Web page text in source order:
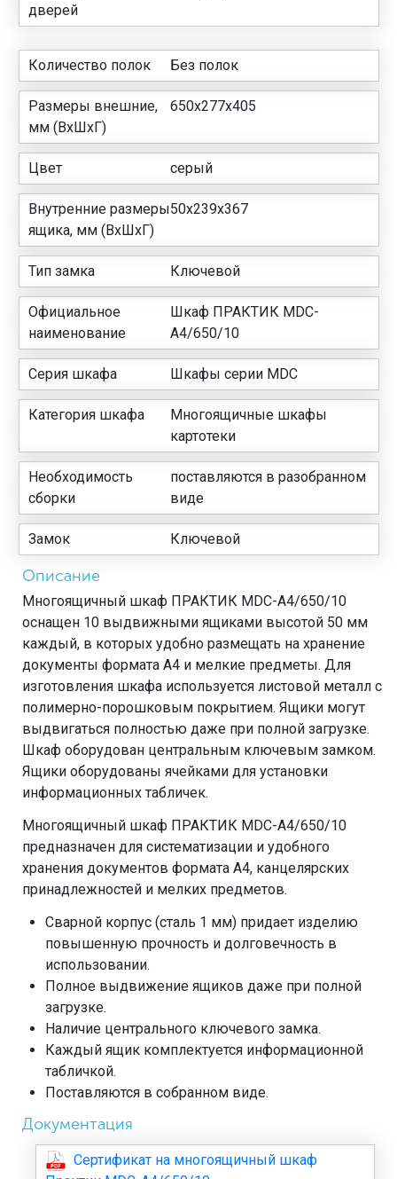
дверей
Количество полок Без полок
Размеры внешние,
мм (ВхШхГ)
650x277x405
Цвет серый
Внутренние размеры
ящика, мм (ВхШхГ)
50x239x367
Тип замка Ключевой
Официальное
наименование
Шкаф ПРАКТИК MDC-
A4/650/10
Серия шкафа Шкафы серии MDC
Категория шкафа
Многоящичные шкафы
картотеки
Необходимость
сборки
поставляются в разобранном
виде
Замок Ключевой
Описание
Многоящичный шкаф ПРАКТИК MDC-A4/650/10
оснащен 10 выдвижными ящиками высотой 50 мм
каждый, в которых удобно размещать на хранение
документы формата А4 и мелкие предметы. Для
изготовления шкафа используется листовой металл с
полимерно-порошковым покрытием. Ящики могут
выдвигаться полностью даже при полной загрузке.
Шкаф оборудован центральным ключевым замком.
Ящики оборудованы ячейками для установки
информационных табличек.
Многоящичный шкаф ПРАКТИК MDC-A4/650/10
предназначен для систематизации и удобного
хранения документов формата А4, канцелярских
принадлежностей и мелких предметов.
Сварной корпус (сталь 1 мм) придает изделию
повышенную прочность и долговечность в
использовании.
Полное выдвижение ящиков даже при полной
загрузке.
Наличие центрального ключевого замка.
Каждый ящик комплектуется информационной
табличкой.
Поставляются в собранном виде.
Документация
Сертификат на многоящичный шкаф